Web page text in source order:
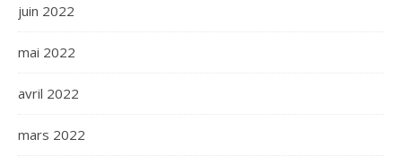
juin 2022
mai 2022
avril 2022
mars 2022